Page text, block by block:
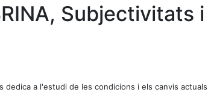
Subjectivitats i
dedica a l'estudi de les condicions i els canvis